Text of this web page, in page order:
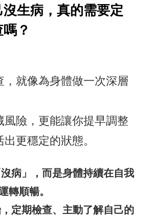
生病，真的需要定
？
，就像為身體做一次深層
風險，更能讓你提早調整
更穩定的狀態。
病」，而是身體持續在自我
轉順暢。
定期檢查、主動了解自己的